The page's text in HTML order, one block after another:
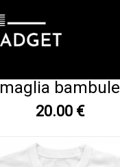
maglia bambule
20.00 €